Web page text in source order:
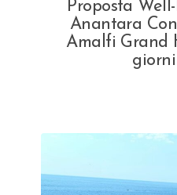
Proposta
Anantara
Amalfi Grand
giorni